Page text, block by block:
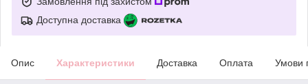
Доступна доставка
Опис Характеристики Доставка Оплата Умови